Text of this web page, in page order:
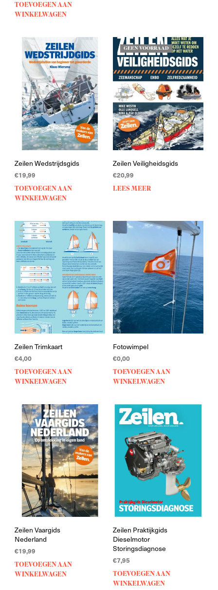
TOEVOEGEN AAN
WINKELWAGEN
Zeilen Wedstrijdsgids
€19,99
TOEVOEGEN AAN
WINKELWAGEN
GEEN VOORRAAD
Zeilen Veiligheidsgids
€20,99
LEES MEER
Zeilen Trimkaart
€4,00
TOEVOEGEN AAN
WINKELWAGEN
Fotowimpel
€0,00
TOEVOEGEN AAN
WINKELWAGEN
Zeilen Vaargids
Nederland
€19,99
TOEVOEGEN AAN
WINKELWAGEN
Zeilen Praktijkgids
Dieselmotor
Storingsdiagnose
€7,95
TOEVOEGEN AAN
WINKELWAGEN